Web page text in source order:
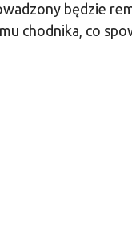
będzie
chodnika, co